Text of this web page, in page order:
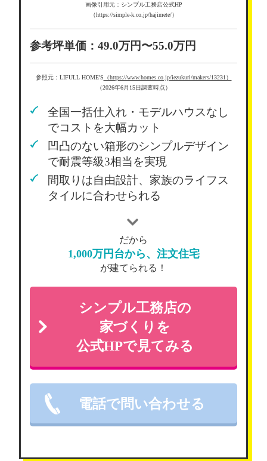
画像引用元：シンプル工務店公式HP
（https://simple-k.co.jp/hajimete/）
参考坪単価：49.0万円〜55.0万円
参照元：LIFULL HOME'S （https://www.homes.co.jp/iezukuri/makers/13231）
（2026年6月15日調査時点）
全国一括仕入れ・モデルハウスなし
でコストを大幅カット
凹凸のない箱形のシンプルデザイン
で耐震等級3相当を実現
間取りは自由設計、家族のライフス
タイルに合わせられる
だから
1,000万円台から、注文住宅
が建てられる！
シンプル工務店の
家づくりを
公式HPで見てみる
電話で問い合わせる